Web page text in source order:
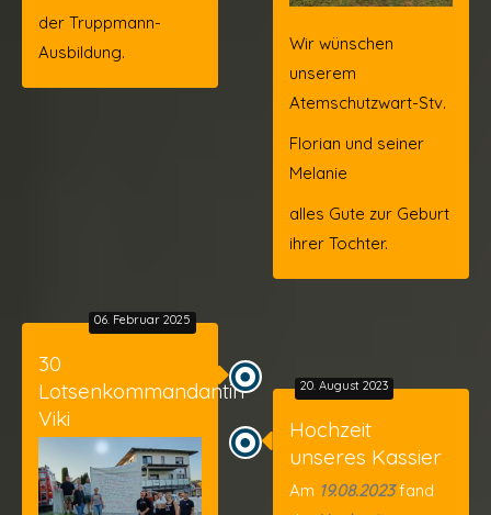
der Truppmann-
Ausbildung.
Wir wünschen
unserem
Atemschutzwart-Stv.
Florian und seiner
Melanie
alles Gute zur Geburt
ihrer Tochter.
06. Februar 2025
30
Lotsenkommandantin
Viki
20. August 2023
Hochzeit
unseres Kassier
Am 19.08.2023fand